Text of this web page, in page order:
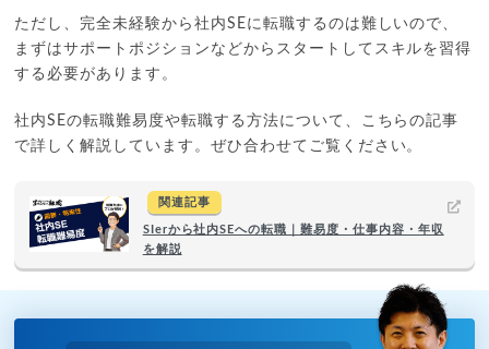
ただし、完全未経験から社内SEに転職するのは難しいので、
まずはサポートポジションなどからスタートしてスキルを習得
する必要があります。
社内SEの転職難易度や転職する方法について、こちらの記事
で詳しく解説しています。ぜひ合わせてご覧ください。
関連記事
SIerから社内SEへの転職｜難易度・仕事内容・年収
を解説